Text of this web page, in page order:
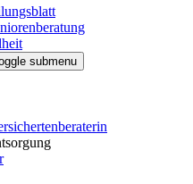
submenu